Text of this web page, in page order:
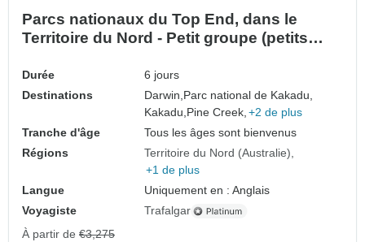
Parcs nationaux du Top End, dans le
Territoire du Nord - Petit groupe (petits
Durée
6 jours
Destinations
Darwin,Parc national de Kakadu,
Kakadu,Pine Creek, +2 de plus
Tranche d'âge
Tous les âges sont bienvenus
Régions
Territoire du Nord (Australie)
+1 de plus
Langue
Uniquement en : Anglais
Voyagiste
Trafalgar
À partir de €3,275